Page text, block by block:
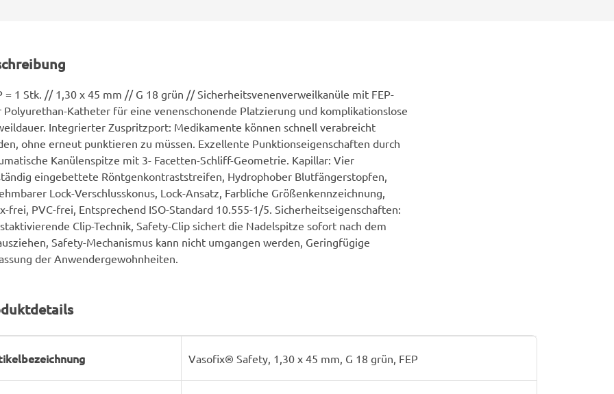
= 1 Stk. // 1,30 x 45 mm // G 18 grün // Sicherheitsvenenverweilkanüle mit FEP-
Polyurethan-Katheter für eine venenschonende Platzierung und komplikationslose
Integrierter Zuspritzport: Medikamente können schnell verabreicht
ohne erneut punktieren zu müssen. Exzellente Punktionseigenschaften durch
Kanülenspitze mit 3- Facetten-Schliff-Geometrie. Kapillar: Vier
eingebettete Röntgenkontraststreifen, Hydrophober Blutfängerstopfen,
Lock-Verschlusskonus, Lock-Ansatz, Farbliche Größenkennzeichnung,
frei, PVC-frei, Entsprechend ISO-Standard 10.555-1/5. Sicherheitseigenschaften:
Clip-Technik, Safety-Clip sichert die Nadelspitze sofort nach dem
Safety-Mechanismus kann nicht umgangen werden, Geringfügige
der Anwendergewohnheiten.
Vasofix® Safety, 1,30 x 45 mm, G 18 grün, FEP